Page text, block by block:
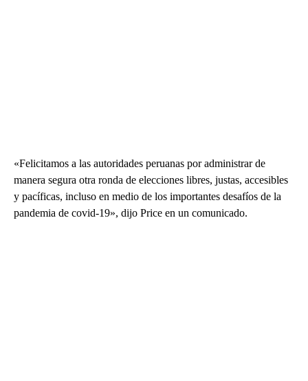
«Felicitamos a las autoridades peruanas por administrar de
manera segura otra ronda de elecciones libres, justas, accesibles
y pacíficas, incluso en medio de los importantes desafíos de la
pandemia de covid-19», dijo Price en un comunicado.